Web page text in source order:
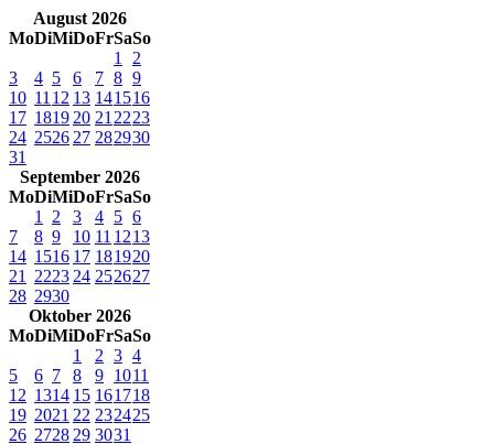
August 2026
MoDiMiDoFrSaSo
1
2
3
4 5 6 7 8 9
10 11 12 13 141516
17 1819 20 21 2223
24 2526 27 282930
31
September 2026
MoDiMiDoFrSaSo
1
2 3 4 5 6
7
8 9 10 11 1213
14 1516 17 181920
21
2223 24 252627
28 2930
Oktober 2026
MoDiMiDoFrSaSo
1
2 3 4
5
6 7 8 9 1011
12 1314 15 161718
19 2021 22 232425
26 2728 29 3031